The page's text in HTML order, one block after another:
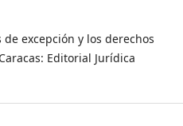
de excepción y los derechos
Editorial Jurídica